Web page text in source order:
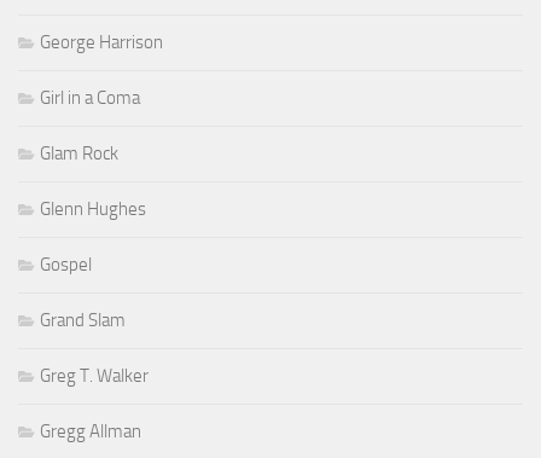
George Harrison
Girl in a Coma
Glam Rock
Glenn Hughes
Gospel
Grand Slam
Greg T. Walker
Gregg Allman